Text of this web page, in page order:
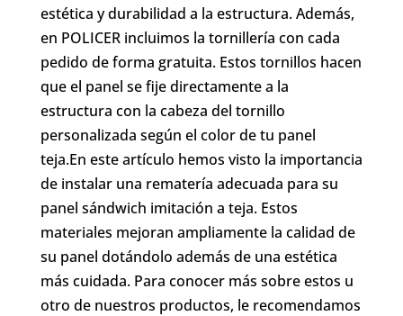
estética y durabilidad a la estructura. Además,
en POLICER incluimos la tornillería con cada
pedido de forma gratuita. Estos tornillos hacen
que el panel se fije directamente a la
estructura con la cabeza del tornillo
personalizada según el color de tu panel
teja.En este artículo hemos visto la importancia
de instalar una rematería adecuada para su
panel sándwich imitación a teja. Estos
materiales mejoran ampliamente la calidad de
su panel dotándolo además de una estética
más cuidada. Para conocer más sobre estos u
otro de nuestros productos, le recomendamos